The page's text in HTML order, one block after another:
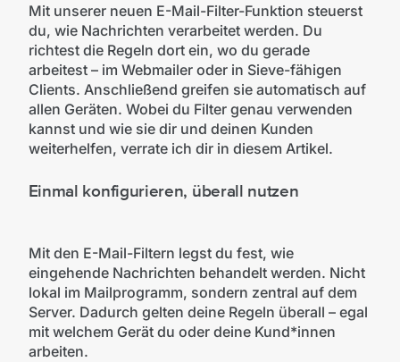
Mit unserer neuen E-Mail-Filter-Funktion steuerst
du, wie Nachrichten verarbeitet werden. Du
richtest die Regeln dort ein, wo du gerade
arbeitest – im Webmailer oder in Sieve-fähigen
Clients. Anschließend greifen sie automatisch auf
allen Geräten. Wobei du Filter genau verwenden
kannst und wie sie dir und deinen Kunden
weiterhelfen, verrate ich dir in diesem Artikel.
Einmal konfigurieren, überall nutzen
Mit den E-Mail-Filtern legst du fest, wie
eingehende Nachrichten behandelt werden. Nicht
lokal im Mailprogramm, sondern zentral auf dem
Server. Dadurch gelten deine Regeln überall – egal
mit welchem Gerät du oder deine Kund*innen
arbeiten.